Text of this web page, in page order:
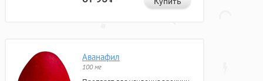
Аванафил
100 мг